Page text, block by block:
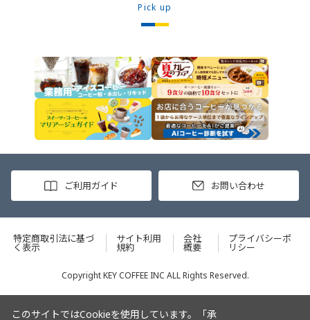
盛りつけます。 ※牛丼の素のたれをPick up
ご利用ガイド お問い合わせ
特定商取引法に基づ
く表示
サイト利用
規約
会社
概要
プライバシーポ
リシー
Copyright KEY COFFEE INC ALL Rights Reserved.
このサイトではCookieを使用しています。「承